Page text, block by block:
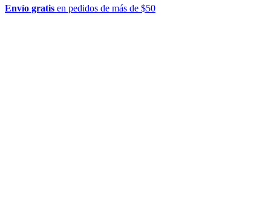
Envío gratis en pedidos de más de $50